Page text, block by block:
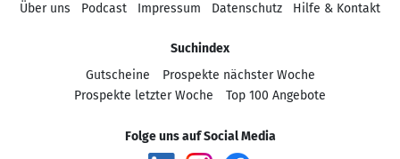
Über uns Podcast Impressum Datenschutz Hilfe & Kontakt
Suchindex
Gutscheine
Prospekte nächster Woche
Prospekte letzter Woche
Top 100 Angebote
Folge uns auf Social Media